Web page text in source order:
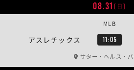
08.31 [日]
アスレチックス 11:05
MLB
サター・ヘルス・